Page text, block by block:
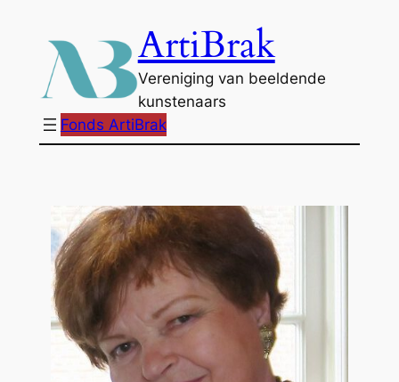
inhoud
ArtiBrak
Vereniging van beeldende
kunstenaars
Fonds ArtiBrak